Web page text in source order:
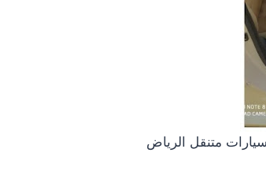
متنقل الرياض